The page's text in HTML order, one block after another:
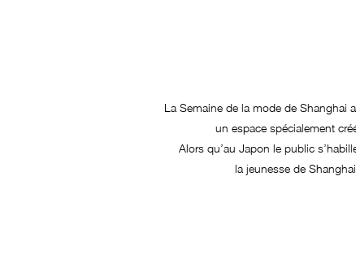
La Semaine de la mode de Shanghai
un espace spécialement
Alors qu’au Japon le public
la jeunesse de